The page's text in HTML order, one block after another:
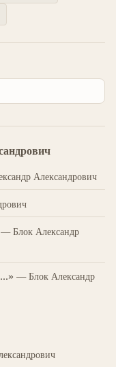
Александрович
— Блок Александр
— Блок Александр